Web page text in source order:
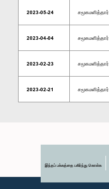
2023-05-24 சமூகமளித்தார்
2023-04-04 சமூகமளித்தார்
2023-02-23 சமூகமளித்தார்
2023-02-21 சமூகமளித்தார்
இந்தப் பக்கத்தை பகிர்ந்து கொள்க